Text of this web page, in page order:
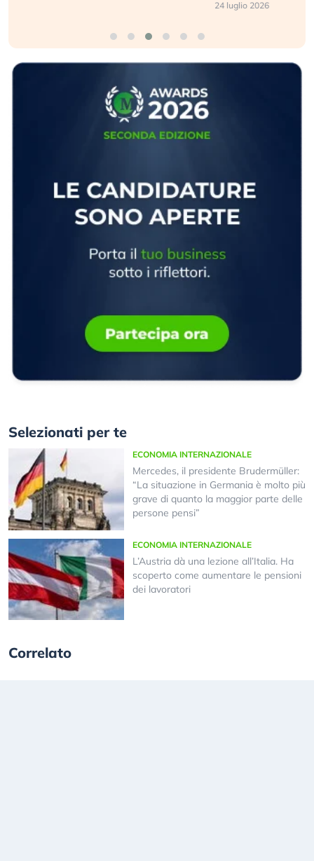
Selezionati per te
ECONOMIA INTERNAZIONALE
Mercedes, il presidente Brudermüller:
“La situazione in Germania è molto più
grave di quanto la maggior parte delle
persone pensi”
ECONOMIA INTERNAZIONALE
L’Austria dà una lezione all’Italia. Ha
scoperto come aumentare le pensioni
dei lavoratori
Correlato